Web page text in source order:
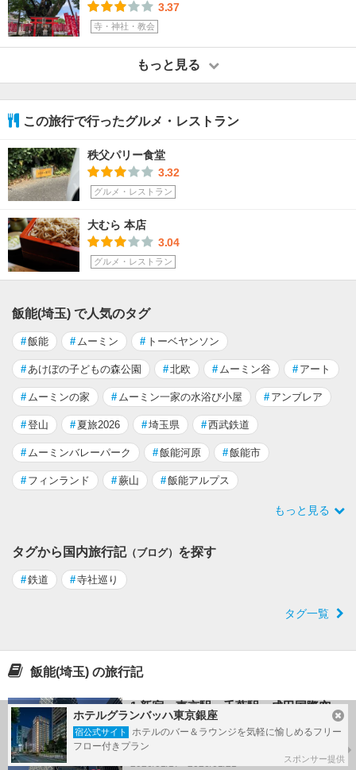
3.37
寺・神社・教会
もっと見る
この旅行で行ったグルメ・レストラン
秩父パリー食堂
3.32
グルメ・レストラン
大むら 本店
3.04
グルメ・レストラン
飯能(埼玉) で人気のタグ
#飯能 # ムーミン # トーベヤンソン
# あけぼの子どもの森公園 #北欧 # ムーミン谷 # アート
# ムーミンの家 # ムーミン一家の水浴び小屋 # アンブレア
#登山 # 夏旅2026 #埼玉県 #西武鉄道
# ムーミンバレーパーク #飯能河原 #飯能市
# フィンランド #蕨山 #飯能アルプス
もっと見る
タグから国内旅行記（ブログ） を探す
#鉄道 #寺社巡り
タグ一覧
飯能(埼玉) の旅行記
1.新宿---東京駅---千葉駅---成田国際空
港 飯能清河園---武蔵村山木曽路
by 湖仙さん
ホテルグランバッハ東京銀座
宿公式サイト
ホテルのバー＆ラウンジを気軽に愉しめるフリー
フロー付きプラン
スポンサー提供